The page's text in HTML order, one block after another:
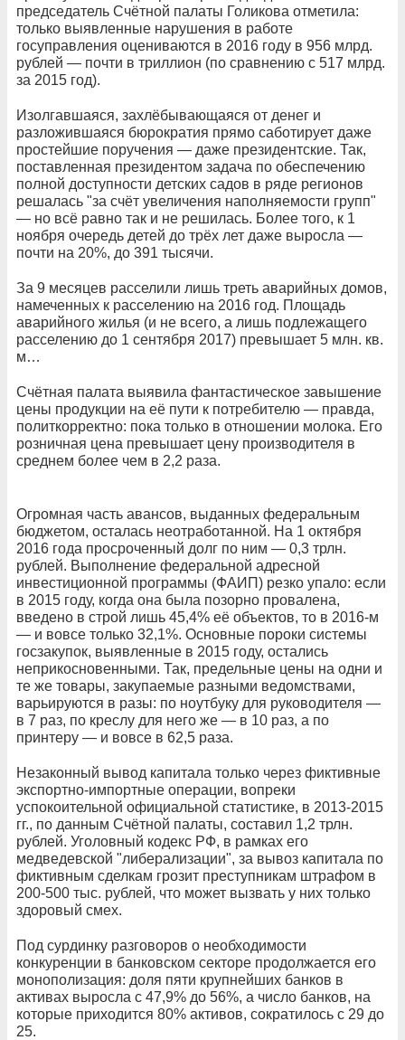
председатель Счётной палаты Голикова отметила:
только выявленные нарушения в работе
госуправления оцениваются в 2016 году в 956 млрд.
рублей — почти в триллион (по сравнению с 517 млрд.
за 2015 год).
Изолгавшаяся, захлёбывающаяся от денег и
разложившаяся бюрократия прямо саботирует даже
простейшие поручения — даже президентские. Так,
поставленная президентом задача по обеспечению
полной доступности детских садов в ряде регионов
решалась "за счёт увеличения наполняемости групп"
— но всё равно так и не решилась. Более того, к 1
ноября очередь детей до трёх лет даже выросла —
почти на 20%, до 391 тысячи.
За 9 месяцев расселили лишь треть аварийных домов,
намеченных к расселению на 2016 год. Площадь
аварийного жилья (и не всего, а лишь подлежащего
расселению до 1 сентября 2017) превышает 5 млн. кв.
м…
Счётная палата выявила фантастическое завышение
цены продукции на её пути к потребителю — правда,
политкорректно: пока только в отношении молока. Его
розничная цена превышает цену производителя в
среднем более чем в 2,2 раза.
Огромная часть авансов, выданных федеральным
бюджетом, осталась неотработанной. На 1 октября
2016 года просроченный долг по ним — 0,3 трлн.
рублей. Выполнение федеральной адресной
инвестиционной программы (ФАИП) резко упало: если
в 2015 году, когда она была позорно провалена,
введено в строй лишь 45,4% её объектов, то в 2016-м
— и вовсе только 32,1%. Основные пороки системы
госзакупок, выявленные в 2015 году, остались
неприкосновенными. Так, предельные цены на одни и
те же товары, закупаемые разными ведомствами,
варьируются в разы: по ноутбуку для руководителя —
в 7 раз, по креслу для него же — в 10 раз, а по
принтеру — и вовсе в 62,5 раза.
Незаконный вывод капитала только через фиктивные
экспортно-импортные операции, вопреки
успокоительной официальной статистике, в 2013-2015
гг., по данным Счётной палаты, составил 1,2 трлн.
рублей. Уголовный кодекс РФ, в рамках его
медведевской "либерализации", за вывоз капитала по
фиктивным сделкам грозит преступникам штрафом в
200-500 тыс. рублей, что может вызвать у них только
здоровый смех.
Под сурдинку разговоров о необходимости
конкуренции в банковском секторе продолжается его
монополизация: доля пяти крупнейших банков в
активах выросла с 47,9% до 56%, а число банков, на
которые приходится 80% активов, сократилось с 29 до
25.